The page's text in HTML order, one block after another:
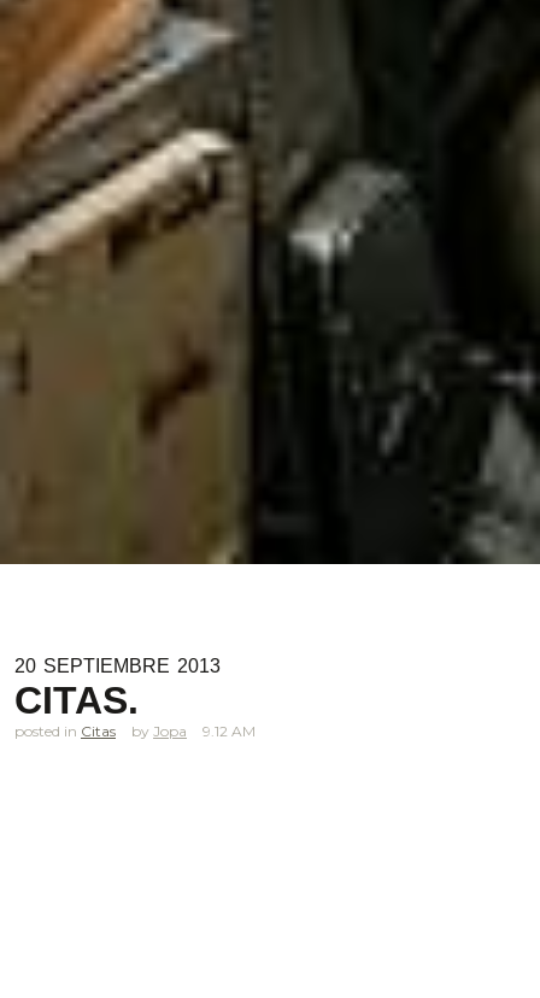
20 SEPTIEMBRE 2013
CITAS.
posted in Citas Jopa 9.12 AM